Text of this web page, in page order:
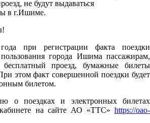
при регистрации факта поездки
города Ишима пассажирам,
проезд, бумажные билеты
этом факт совершенной поездки будет
билетом.
о поездках и электронных билетах
на сайте АО «ТТС» https://oao-